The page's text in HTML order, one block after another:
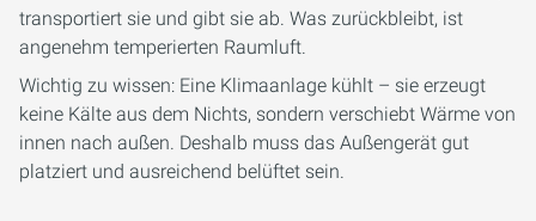
transportiert sie und gibt sie ab. Was zurückbleibt, ist
angenehm temperierten Raumluft.
Wichtig zu wissen: Eine Klimaanlage kühlt – sie erzeugt
keine Kälte aus dem Nichts, sondern verschiebt Wärme von
innen nach außen. Deshalb muss das Außengerät gut
platziert und ausreichend belüftet sein.